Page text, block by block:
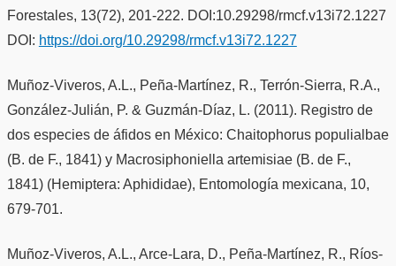
Forestales, 13(72), 201-222. DOI:10.29298/rmcf.v13i72.1227
DOI: https://doi.org/10.29298/rmcf.v13i72.1227
Muñoz-Viveros, A.L., Peña-Martínez, R., Terrón-Sierra, R.A.,
González-Julián, P. & Guzmán-Díaz, L. (2011). Registro de
dos especies de áfidos en México: Chaitophorus populialbae
(B. de F., 1841) y Macrosiphoniella artemisiae (B. de F.,
1841) (Hemiptera: Aphididae), Entomología mexicana, 10,
679-701.
Muñoz-Viveros, A.L., Arce-Lara, D., Peña-Martínez, R., Ríos-